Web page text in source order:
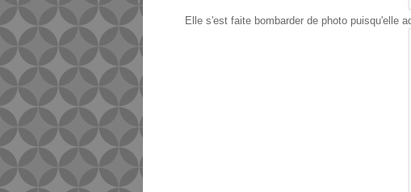
Elle s'est faite bombarder de photo puisqu'elle